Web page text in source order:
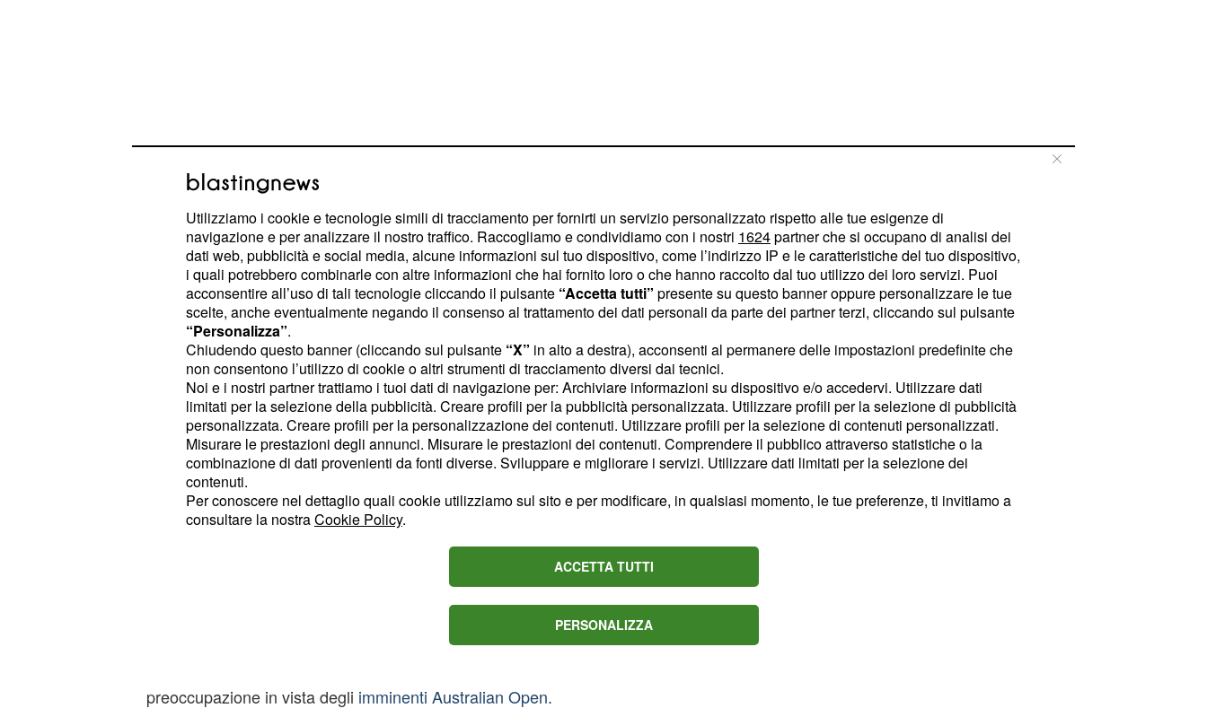
Djokovic sconfitto in Australia dopo
43 vittorie: non perdeva sul suolo
australiano dal 22 gennaio 2018
Il numero uno del mondo non perdeva da quasi sei anni in
terra australiana. Bisogna tornare indietro nel tempo, al 22
gennaio 2018 negli ottavi di finale degliAustralian Open,
quando Djokovic perse dal sudcoreanoHyeon Chung
(punteggio 7-6, 7-5, 7-6), che toccò l'apice della sua carriera
raggiungendo la semifinale, poi persa contro Federer (per
ritiro). Un giocatore che, a causa dei numerosi infortuni, non
è più riuscito a confermare l'exploit.
Il numero uno del mondo sconfitto
Con tutto rispetto per la United Cup, la sconfitta di oggi di
preoccupazione in vista degli imminenti Australian Open.
Utilizziamo i cookie e tecnologie simili di tracciamento per fornirti un servizio personalizzato rispetto alle tue esigenze di
navigazione e per analizzare il nostro traffico. Raccogliamo e condividiamo con i nostri 1624partner che si occupano di analisi dei
dati web, pubblicità e social media, alcune informazioni sul tuo dispositivo, come l’indirizzo IP e le caratteristiche del tuo dispositivo,
i quali potrebbero combinarle con altre informazioni che hai fornito loro o che hanno raccolto dal tuo utilizzo dei loro servizi. Puoi
acconsentire all’uso di tali tecnologie cliccando il pulsante “Accetta tutti” presente su questo banner oppure personalizzare le tue
scelte, anche eventualmente negando il consenso al trattamento dei dati personali da parte dei partner terzi, cliccando sul pulsante
“Personalizza”.
Chiudendo questo banner (cliccando sul pulsante “X” in alto a destra), acconsenti al permanere delle impostazioni predefinite che
non consentono l’utilizzo di cookie o altri strumenti di tracciamento diversi dai tecnici.
Noi e i nostri partner trattiamo i tuoi dati di navigazione per: Archiviare informazioni su dispositivo e/o accedervi. Utilizzare dati
limitati per la selezione della pubblicità. Creare profili per la pubblicità personalizzata. Utilizzare profili per la selezione di pubblicità
personalizzata. Creare profili per la personalizzazione dei contenuti. Utilizzare profili per la selezione di contenuti personalizzati.
Misurare le prestazioni degli annunci. Misurare le prestazioni dei contenuti. Comprendere il pubblico attraverso statistiche o la
combinazione di dati provenienti da fonti diverse. Sviluppare e migliorare i servizi. Utilizzare dati limitati per la selezione dei
contenuti.
Per conoscere nel dettaglio quali cookie utilizziamo sul sito e per modificare, in qualsiasi momento, le tue preferenze, ti invitiamo a
consultare la nostraCookie Policy.
ACCETTA TUTTI
PERSONALIZZA